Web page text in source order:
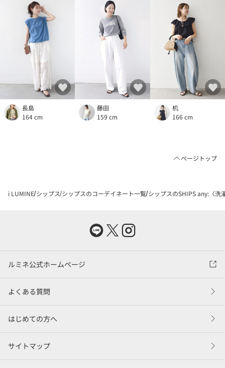
長島
164 cm
藤田
159 cm
机
166 cm
ページトップ
i LUMINE シップス シップスのコーデイネート一覧 シップスのSHIPS any:〈洗
ルミネ公式ホームページ
よくある質問
はじめての方へ
サイトマップ